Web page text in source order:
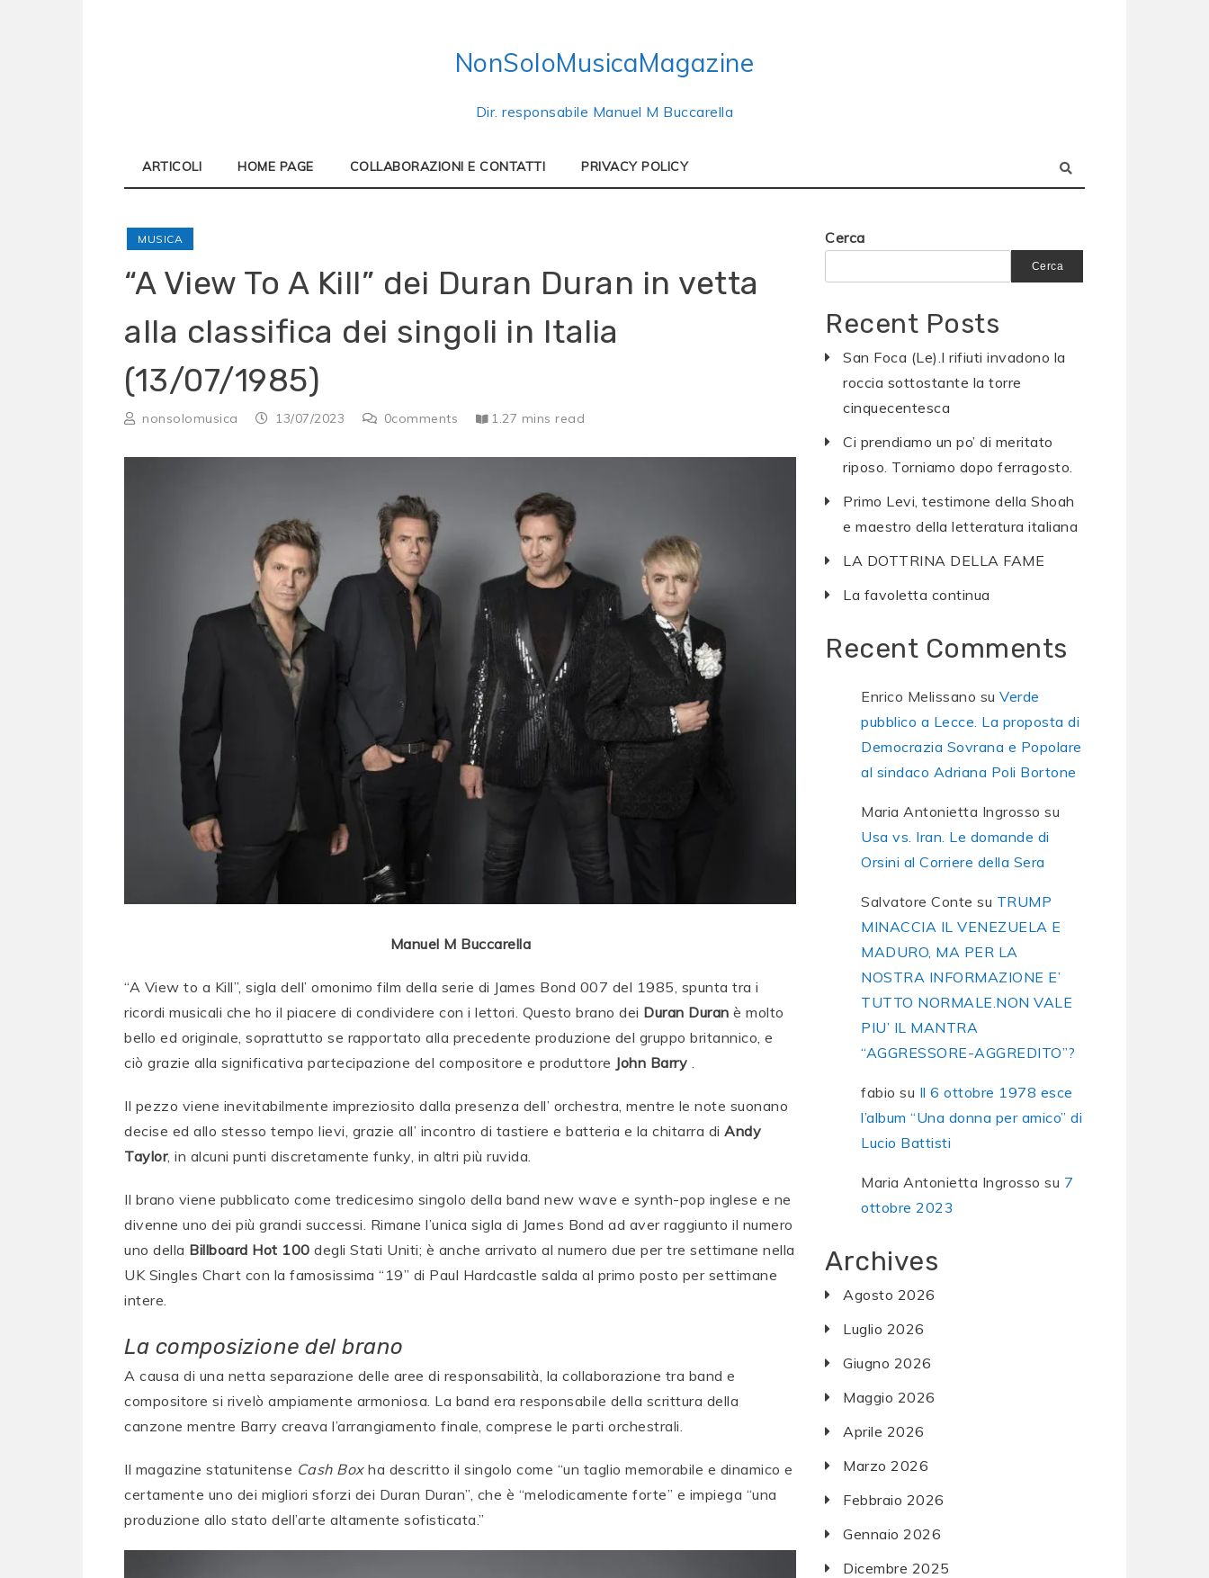
NonSoloMusicaMagazine
Dir. responsabile Manuel M Buccarella
ARTICOLI HOME PAGE COLLABORAZIONI E CONTATTI PRIVACY POLICY
MUSICA
“A View To A Kill” dei Duran Duran in vetta
alla classifica dei singoli in Italia
(13/07/1985)
nonsolomusica 13/07/2023 0comments 1.27 mins read
Manuel M Buccarella
“A View to a Kill”, sigla dell’ omonimo film della serie di James Bond 007 del 1985, spunta tra i
ricordi musicali che ho il piacere di condividere con i lettori. Questo brano dei Duran Duranè molto
bello ed originale, soprattutto se rapportato alla precedente produzione del gruppo britannico, e
ciò grazie alla significativa partecipazione del compositore e produttore John Barry .
Il pezzo viene inevitabilmente impreziosito dalla presenza dell’ orchestra, mentre le note suonano
decise ed allo stesso tempo lievi, grazie all’ incontro di tastiere e batteria e la chitarra diAndy
Taylor, in alcuni punti discretamente funky, in altri più ruvida.
Il brano viene pubblicato come tredicesimo singolo della band new wave e synth-pop inglese e ne
divenne uno dei più grandi successi. Rimane l’unica sigla di James Bond ad aver raggiunto il numero
uno della Billboard Hot 100degli Stati Uniti; è anche arrivato al numero due per tre settimane nella
UK Singles Chart con la famosissima “19” di Paul Hardcastle salda al primo posto per settimane
intere.
La composizione del brano
A causa di una netta separazione delle aree di responsabilità, la collaborazione tra band e
compositore si rivelò ampiamente armoniosa. La band era responsabile della scrittura della
canzone mentre Barry creava l’arrangiamento finale, comprese le parti orchestrali.
Il magazine statunitense Cash Boxha descritto il singolo come “un taglio memorabile e dinamico e
certamente uno dei migliori sforzi dei Duran Duran”, che è “melodicamente forte” e impiega “una
produzione allo stato dell’arte altamente sofisticata.”
Cerca
Cerca
Recent Posts
San Foca (Le).I rifiuti invadono la
roccia sottostante la torre
cinquecentesca
Ci prendiamo un po’ di meritato
riposo. Torniamo dopo ferragosto.
Primo Levi, testimone della Shoah
e maestro della letteratura italiana
LA DOTTRINA DELLA FAME
La favoletta continua
Recent Comments
Enrico Melissano suVerde
pubblico a Lecce. La proposta di
Democrazia Sovrana e Popolare
al sindaco Adriana Poli Bortone
Maria Antonietta Ingrosso su
Usa vs. Iran. Le domande di
Orsini al Corriere della Sera
Salvatore Conte su TRUMP
MINACCIA IL VENEZUELA E
MADURO, MA PER LA
NOSTRA INFORMAZIONE E’
TUTTO NORMALE.NON VALE
PIU’ IL MANTRA
“AGGRESSORE-AGGREDITO”?
fabio su Il 6 ottobre 1978 esce
l’album “Una donna per amico” di
Lucio Battisti
Maria Antonietta Ingrosso su 7
ottobre 2023
Archives
Agosto 2026
Luglio 2026
Giugno 2026
Maggio 2026
Aprile 2026
Marzo 2026
Febbraio 2026
Gennaio 2026
Dicembre 2025